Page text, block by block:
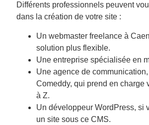
Différents professionnels peuvent
dans la création de votre site :
Un webmaster freelance à
solution plus flexible.
Une entreprise spécialisée en
Une agence de
Comeddy, qui prend en charge
à Z.
Un développeur WordPress, si
un site sous ce CMS.